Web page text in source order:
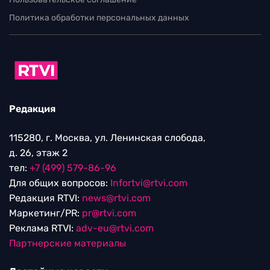
НОВОСТИ
способность бабочек помнить, как они
были гусеницами
Выходные данные СМИ RTVI
Пользовательское соглашение
Политика обработки персональных данных